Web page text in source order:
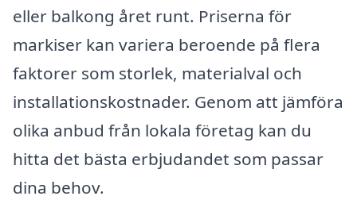
eller balkong året runt. Priserna för
markiser kan variera beroende på flera
faktorer som storlek, materialval och
installationskostnader. Genom att jämföra
olika anbud från lokala företag kan du
hitta det bästa erbjudandet som passar
dina behov.